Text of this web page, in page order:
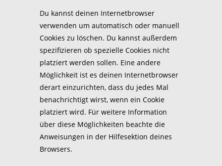
Du kannst deinen Internetbrowser
verwenden um automatisch oder manuell
Cookies zu löschen. Du kannst außerdem
spezifizieren ob spezielle Cookies nicht
platziert werden sollen. Eine andere
Möglichkeit ist es deinen Internetbrowser
derart einzurichten, dass du jedes Mal
benachrichtigt wirst, wenn ein Cookie
platziert wird. Für weitere Information
über diese Möglichkeiten beachte die
Anweisungen in der Hilfesektion deines
Browsers.